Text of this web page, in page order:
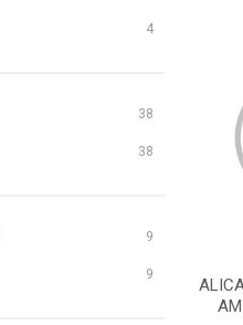
4
38
38
9
9